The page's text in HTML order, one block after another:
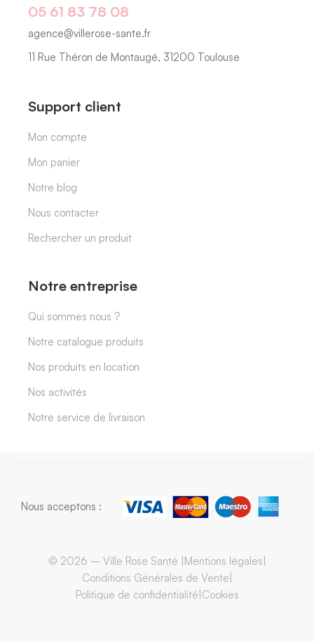
05 61 83 78 08
agence@villerose-sante.fr
11 Rue Théron de Montaugé, 31200 Toulouse
Support client
Mon compte
Mon panier
Notre blog
Nous contacter
Rechercher un produit
Notre entreprise
Qui sommes nous ?
Notre catalogue produits
Nos produits en location
Nos activités
Notre service de livraison
© 2026 – Ville Rose Santé | Mentions légales
Conditions Générales de Vente
Politique de confidentialité Cookies
Nous acceptons :